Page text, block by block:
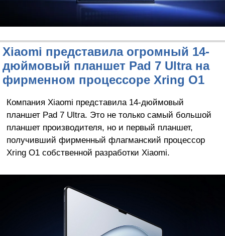
Xiaomi представила огромный 14-
дюймовый планшет Pad 7 Ultra на
фирменном процессоре Xring O1
Компания Xiaomi представила 14-дюймовый
планшет Pad 7 Ultra. Это не только самый большой
планшет производителя, но и первый планшет,
получивший фирменный флагманский процессор
Xring O1 собственной разработки Xiaomi.